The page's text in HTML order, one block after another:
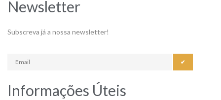
Newsletter
Subscreva já a nossa newsletter!
✔
Informações Úteis